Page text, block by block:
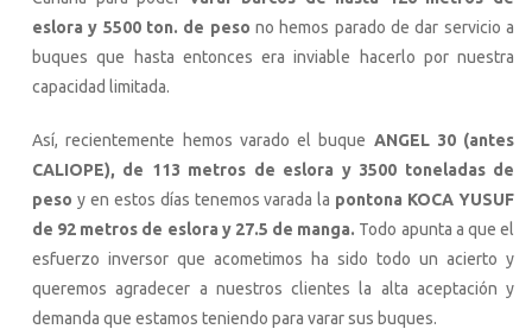
eslora y 5500 ton. de peso no hemos parado de dar servicio a
buques que hasta entonces era inviable hacerlo por nuestra
capacidad limitada.
Así, recientemente hemos varado el buque ANGEL 30 (antes
CALIOPE), de 113 metros de eslora y 3500 toneladas de
peso y en estos días tenemos varada la pontona KOCA YUSUF
de 92 metros de eslora y 27.5 de manga. Todo apunta a que el
esfuerzo inversor que acometimos ha sido todo un acierto y
queremos agradecer a nuestros clientes la alta aceptación y
demanda que estamos teniendo para varar sus buques.